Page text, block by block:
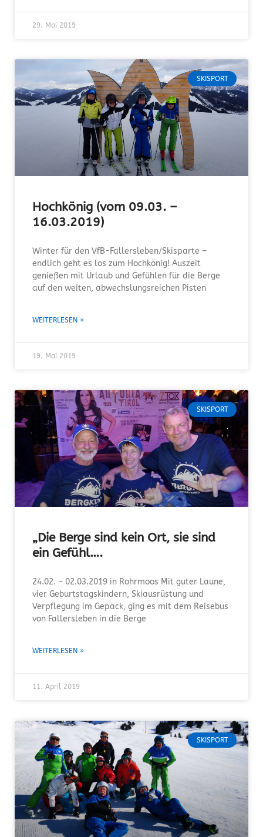
29. Mai 2019
SKISPORT
Hochkönig (vom 09.03. –
16.03.2019)
Winter für den VfB-Fallersleben/Skisparte –
endlich geht es los zum Hochkönig! Auszeit
genießen mit Urlaub und Gefühlen für die Berge
auf den weiten, abwechslungsreichen Pisten
WEITERLESEN »
19. Mai 2019
SKISPORT
„Die Berge sind kein Ort, sie sind
ein Gefühl….
24.02. – 02.03.2019 in Rohrmoos Mit guter Laune,
vier Geburtstagskindern, Skiausrüstung und
Verpflegung im Gepäck, ging es mit dem Reisebus
von Fallersleben in die Berge
WEITERLESEN »
11. April 2019
SKISPORT